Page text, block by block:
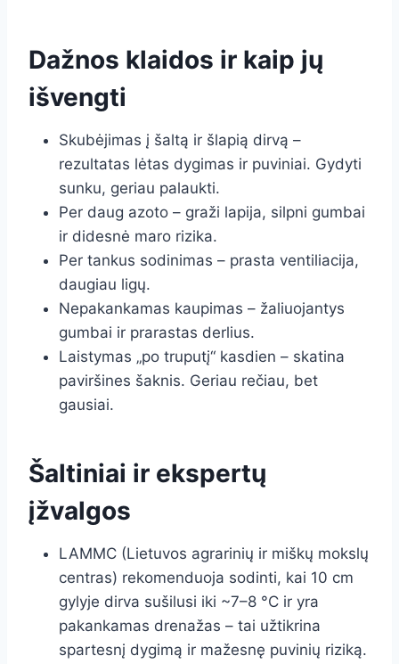
Dažnos klaidos ir kaip jų
išvengti
Skubėjimas į šaltą ir šlapią dirvą –
rezultatas lėtas dygimas ir puviniai. Gydyti
sunku, geriau palaukti.
Per daug azoto – graži lapija, silpni gumbai
ir didesnė maro rizika.
Per tankus sodinimas – prasta ventiliacija,
daugiau ligų.
Nepakankamas kaupimas – žaliuojantys
gumbai ir prarastas derlius.
Laistymas „po truputį“ kasdien – skatina
paviršines šaknis. Geriau rečiau, bet
gausiai.
Šaltiniai ir ekspertų
įžvalgos
LAMMC (Lietuvos agrarinių ir miškų mokslų
centras) rekomenduoja sodinti, kai 10 cm
gylyje dirva sušilusi iki ~7–8 °C ir yra
pakankamas drenažas – tai užtikrina
spartesnį dygimą ir mažesnę puvinių riziką.